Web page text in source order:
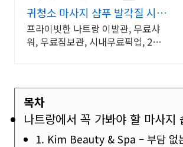
귀청소 마사지 샴푸 발각질 시원
하고 만족도 높은 이발관
프라이빗한 나트랑 이발관, 무료샤
워, 무료짐보관, 시내무료픽업, 2인
목차
나트랑에서 꼭 가봐야 할 마사지
1. Kim Beauty & Spa – 부담 없